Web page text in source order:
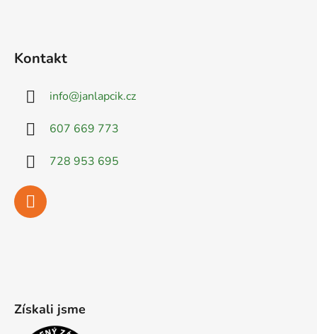
Kontakt
info@janlapcik.cz
607 669 773
728 953 695
Získali jsme